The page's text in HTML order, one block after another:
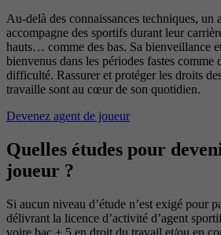
Au-delà des connaissances techniques, un
accompagne des sportifs durant leur
hauts… comme des bas. Sa bienveillance
bienvenus dans les périodes fastes comme
difficulté. Rassurer et protéger les droits
travaille sont au cœur de son quotidien.
Devenez agent de joueur
Quelles études pour
joueur ?
Si aucun niveau d’étude n’est exigé pour
délivrant la licence d’activité d’agent
voire bac + 5 en droit du travail et/ou en